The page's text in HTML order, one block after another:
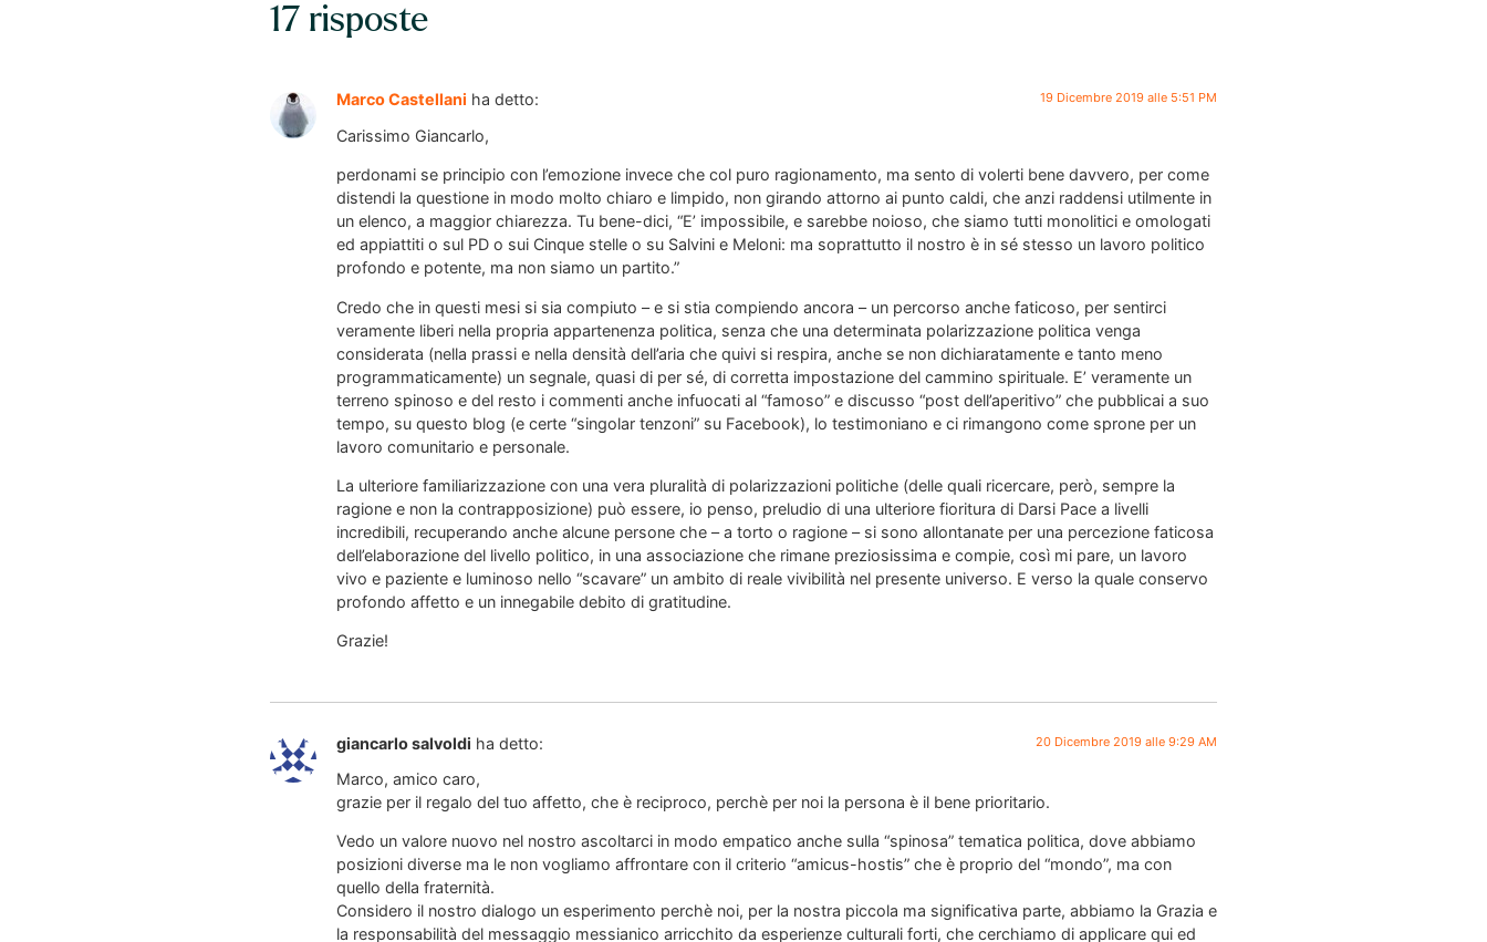
17 risposte
Marco Castellani ha detto: 19 Dicembre 2019 alle 5:51 PM
Carissimo Giancarlo,
perdonami se principio con l’emozione invece che col puro ragionamento, ma sento di volerti bene davvero, per come
distendi la questione in modo molto chiaro e limpido, non girando attorno ai punto caldi, che anzi raddensi utilmente in
un elenco, a maggior chiarezza. Tu bene-dici, “E’ impossibile, e sarebbe noioso, che siamo tutti monolitici e omologati
ed appiattiti o sul PD o sui Cinque stelle o su Salvini e Meloni: ma soprattutto il nostro è in sé stesso un lavoro politico
profondo e potente, ma non siamo un partito.”
Credo che in questi mesi si sia compiuto – e si stia compiendo ancora – un percorso anche faticoso, per sentirci
veramente liberi nella propria appartenenza politica, senza che una determinata polarizzazione politica venga
considerata (nella prassi e nella densità dell’aria che quivi si respira, anche se non dichiaratamente e tanto meno
programmaticamente) un segnale, quasi di per sé, di corretta impostazione del cammino spirituale. E’ veramente un
terreno spinoso e del resto i commenti anche infuocati al “famoso” e discusso “post dell’aperitivo” che pubblicai a suo
tempo, su questo blog (e certe “singolar tenzoni” su Facebook), lo testimoniano e ci rimangono come sprone per un
lavoro comunitario e personale.
La ulteriore familiarizzazione con una vera pluralità di polarizzazioni politiche (delle quali ricercare, però, sempre la
ragione e non la contrapposizione) può essere, io penso, preludio di una ulteriore fioritura di Darsi Pace a livelli
incredibili, recuperando anche alcune persone che – a torto o ragione – si sono allontanate per una percezione faticosa
dell’elaborazione del livello politico, in una associazione che rimane preziosissima e compie, così mi pare, un lavoro
vivo e paziente e luminoso nello “scavare” un ambito di reale vivibilità nel presente universo. E verso la quale conservo
profondo affetto e un innegabile debito di gratitudine.
Grazie!
giancarlo salvoldi ha detto: 20 Dicembre 2019 alle 9:29 AM
Marco, amico caro,
grazie per il regalo del tuo affetto, che è reciproco, perchè per noi la persona è il bene prioritario.
Vedo un valore nuovo nel nostro ascoltarci in modo empatico anche sulla “spinosa” tematica politica, dove abbiamo
posizioni diverse ma le non vogliamo affrontare con il criterio “amicus-hostis” che è proprio del “mondo”, ma con
quello della fraternità.
Considero il nostro dialogo un esperimento perchè noi, per la nostra piccola ma significativa parte, abbiamo la Grazia e
la responsabilità del messaggio messianico arricchito da esperienze culturali forti, che cerchiamo di applicare qui ed